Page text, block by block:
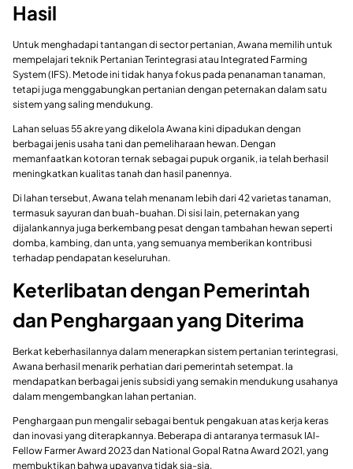
Hasil
Untuk menghadapi tantangan di sector pertanian, Awana memilih untuk
mempelajari teknik Pertanian Terintegrasi atau Integrated Farming
System (IFS). Metode ini tidak hanya fokus pada penanaman tanaman,
tetapi juga menggabungkan pertanian dengan peternakan dalam satu
sistem yang saling mendukung.
Lahan seluas 55 akre yang dikelola Awana kini dipadukan dengan
berbagai jenis usaha tani dan pemeliharaan hewan. Dengan
memanfaatkan kotoran ternak sebagai pupuk organik, ia telah berhasil
meningkatkan kualitas tanah dan hasil panennya.
Di lahan tersebut, Awana telah menanam lebih dari 42 varietas tanaman,
termasuk sayuran dan buah-buahan. Di sisi lain, peternakan yang
dijalankannya juga berkembang pesat dengan tambahan hewan seperti
domba, kambing, dan unta, yang semuanya memberikan kontribusi
terhadap pendapatan keseluruhan.
Keterlibatan dengan Pemerintah
dan Penghargaan yang Diterima
Berkat keberhasilannya dalam menerapkan sistem pertanian terintegrasi,
Awana berhasil menarik perhatian dari pemerintah setempat. Ia
mendapatkan berbagai jenis subsidi yang semakin mendukung usahanya
dalam mengembangkan lahan pertanian.
Penghargaan pun mengalir sebagai bentuk pengakuan atas kerja keras
dan inovasi yang diterapkannya. Beberapa di antaranya termasuk IAI-
Fellow Farmer Award 2023 dan National Gopal Ratna Award 2021, yang
membuktikan bahwa upayanya tidak sia-sia.